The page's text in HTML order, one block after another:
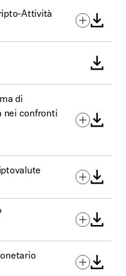
Attività
di
nei confronti